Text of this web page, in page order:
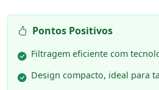
Pontos Positivos
Filtragem eficiente com
Design compacto, ideal para